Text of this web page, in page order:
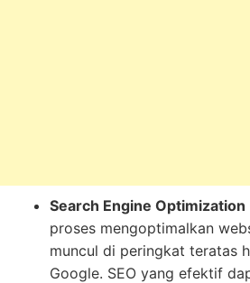
Search Engine Optimization
proses mengoptimalkan
muncul di peringkat teratas
Google. SEO yang efektif